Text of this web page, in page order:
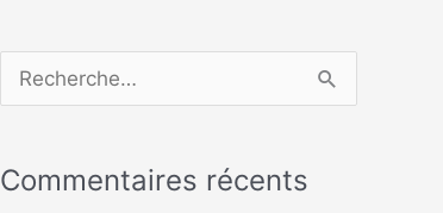
c
Commentaires récents